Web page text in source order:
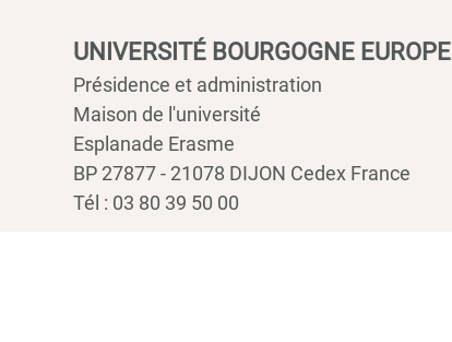
UNIVERSITÉ BOURGOGNE EUROPE
Présidence et administration
Maison de l'université
Esplanade Erasme
BP 27877 - 21078 DIJON Cedex France
Tél : 03 80 39 50 00